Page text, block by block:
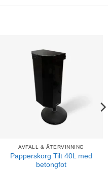
AVFALL & ÅTERVINNING
Papperskorg Tilt 40L med
betongfot